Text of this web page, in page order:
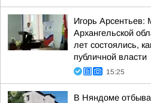
Игорь Арсентьев:
Архангельской
лет состоялись,
публичной власти
15:25
В Няндоме